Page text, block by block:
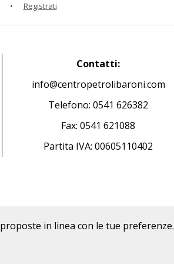
• Registrati
Contatti:
info@centropetrolibaroni.com
Telefono: 0541 626382
Fax: 0541 621088
Partita IVA: 00605110402
in linea con le tue preferenze.